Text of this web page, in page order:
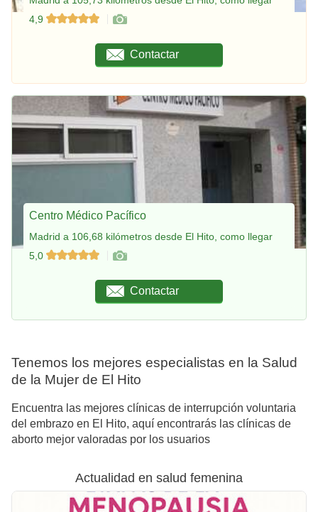
4,9
Contactar
Centro Médico Pacífico
Madrid a 106,68 kilómetros desde El Hito, como llegar
5,0
Contactar
Tenemos los mejores especialistas en la Salud
de la Mujer de El Hito
Encuentra las mejores clínicas de interrupción voluntaria
del embrazo en El Hito, aquí encontrarás las clínicas de
aborto mejor valoradas por los usuarios
Actualidad en salud femenina